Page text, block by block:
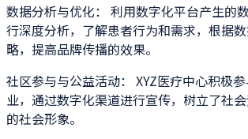
数据分析与优化： 利用数字化平台产生的
行深度分析，了解患者行为和需求，根据
略，提高品牌传播的效果。
社区参与与公益活动： XYZ医疗中心积极
业，通过数字化渠道进行宣传，树立了社
的社会形象。